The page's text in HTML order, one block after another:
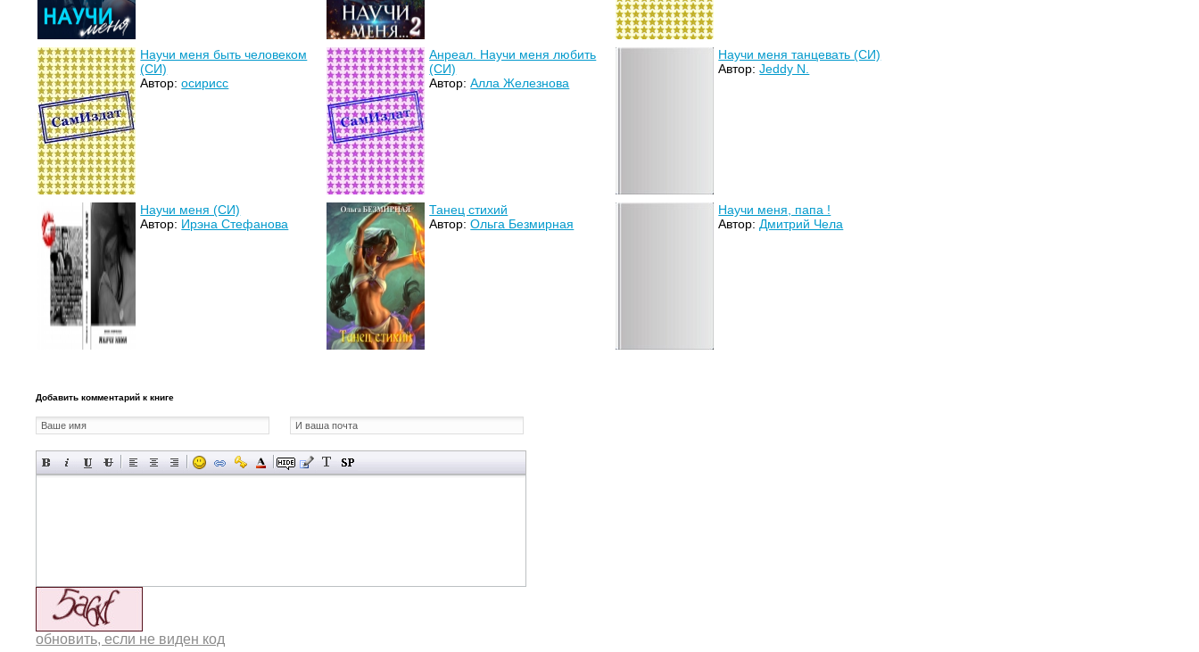
Научи меня быть человеком
(СИ)
Автор:осирисс
Анреал. Научи меня любить
(СИ)
Автор:Алла Железнова
Научи меня танцевать (СИ)
Автор:Jeddy N.
Научи меня (СИ)
Автор: Ирэна Стефанова
Танец стихий
Автор:Ольга Безмирная
Научи меня, папа !
Автор: Дмитрий Чела
Добавить комментарий к книге
обновить, если не виден код